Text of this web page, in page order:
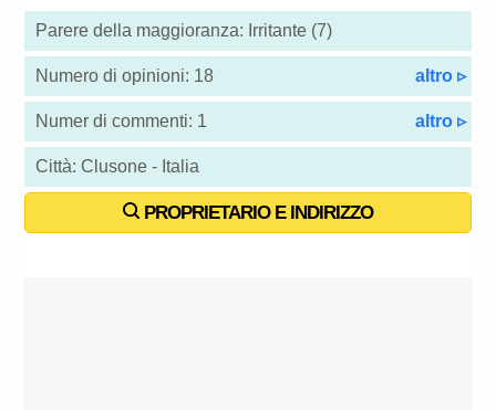
Parere della maggioranza: Irritante (7)
Numero di opinioni: 18 altro ▹
Numer di commenti: 1 altro ▹
Città: Clusone - Italia
PROPRIETARIO E INDIRIZZO